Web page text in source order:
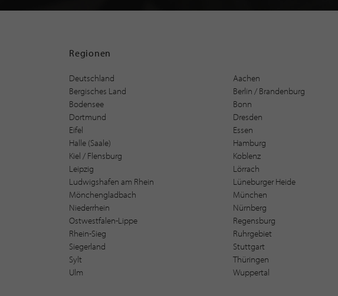
Regionen
Deutschland Aachen
Bergisches Land
Berlin / Brandenburg
Bodensee
Bonn
Dortmund
Dresden
Eifel
Essen
Halle (Saale)
Hamburg
Kiel / Flensburg
Koblenz
Leipzig
Lörrach
Ludwigshafen am Rhein
Lüneburger Heide
Mönchengladbach
München
Niederrhein
Nürnberg
Ostwestfalen-Lippe
Regensburg
Rhein-Sieg
Ruhrgebiet
Siegerland
Stuttgart
Sylt
Thüringen
Ulm
Wuppertal